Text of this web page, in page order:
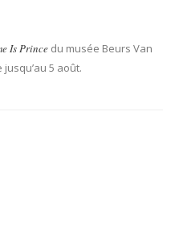
Is Prince du musée Beurs Van
5 août.